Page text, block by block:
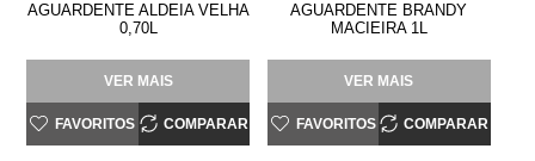
AGUARDENTE ALDEIA VELHA
0,70L
VER MAIS
FAVORITOS COMPARAR
AGUARDENTE BRANDY
MACIEIRA 1L
VER MAIS
FAVORITOS COMPARAR